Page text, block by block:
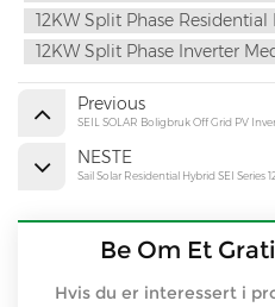
12KW Split Phase Residential
12KW Split Phase Inverter
Previous
SEIL SOLAR Boligbruk Off Grid PV
NESTE
Sail Solar Residential Hybrid SEI Series
Be Om Et
Hvis du er interessert i